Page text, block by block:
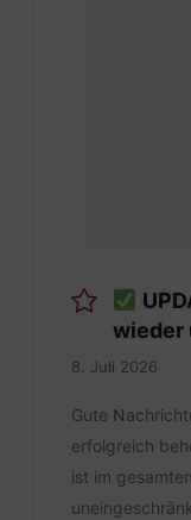
wieder
8. Juli 2026
Gute
erfolgreich
ist im